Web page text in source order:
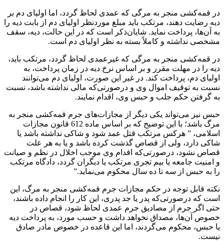
در قمه‌کشی منجر به مرگی که عمدی لحاظ گردد، اما اولیای دم بر
دیه رضایت دهند، مرتکب باید مبلغ موردنظر اولیای دم از بابت دیه را
به آن‌ها، پرداخت نماید. شایان‌ذکر است که در این حالت، دیه، سقف
مشخصی نداشته و کاملاً بسته به نظر اولیای دم است.
در قمه‌کشی منجر به مرگی که غیرعمدی لحاظ گردد، مرتکب باید،
دیه را در مهلت مقرر و بر اساس نرخ دیه در زمان پرداخت، به
اولیای دم، پرداخت کند. در غیر این صورت، اولیای دم می‌توانند
نسبت به توقیف اموال وی و درصورتی‌که مالی نداشته باشد، نسبت
به گرفتن حکم جلب و حبس وی، اقدام نمایند.
حبس نیز می‌تواند یکی دیگر از مجازات‌های جرم قمه‌کشی منجر به
مرگ باشد؛ با این توضیح که بر اساس ماده 612 قانون مجازات
اسلامی، ” هرکس مرتکب قتل عمد شود و شاکی نداشته باشد یا
شاکی دارد، ولی از قصاص گذشت کرده باشد و یا به هر علت
قصاص نشود، درصورتی‌که اقدام وی موجب اخلال در نظم و صیانت
و امنیت جامعه یا بیم تجری مرتکب یا دیگران گردد، دادگاه مرتکب
را به حبس از سه تا ده سال محکوم می‌نماید.”
نکته قابل ‌توجه در حکم مجازات جرم قمه‌کشی منجر به مرگ، این
است که درصورتی‌که پدر یا جد پدری، این کار را انجام داده باشند،
حتی اگر جرم از مصادیق جرم عمدی لحاظ شود، قصاص در
خصوص آن‌ها، مصداق نخواهد داشت و حسب مورد، به پرداخت دیه
یا حبس، محکوم می‌گردند، اما این قاعده در خصوص مادر صادق
نیست.